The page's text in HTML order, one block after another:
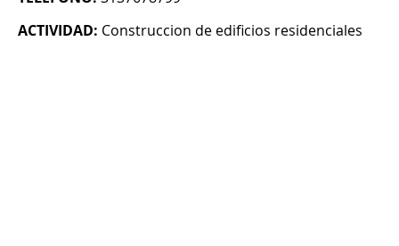
ACTIVIDAD: Construccion de edificios residenciales